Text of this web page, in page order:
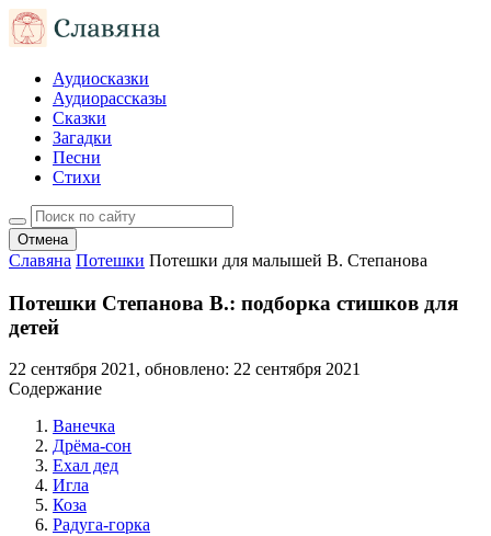
Аудиосказки
Аудиорассказы
Сказки
Загадки
Песни
Стихи
Отмена
Славяна Потешки Потешки для малышей В. Степанова
Потешки Степанова В.: подборка стишков для
детей
22 сентября 2021, обновлено: 22 сентября 2021
Содержание
Ванечка
Дрёма-сон
Ехал дед
Игла
Коза
Радуга-горка